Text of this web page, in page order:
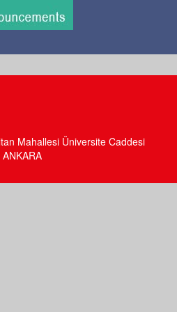
Mahallesi Üniversite Caddesi